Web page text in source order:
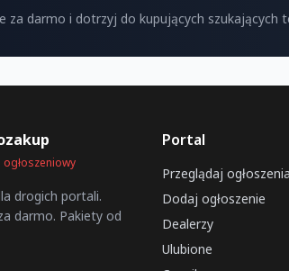
za darmo i dotrzyj do kupujących szukających
ogłoszeniowy
drogich portali.
darmo. Pakiety od
Portal
Przeglądaj ogłoszenia
Dodaj ogłoszenie
Dealerzy
Ulubione